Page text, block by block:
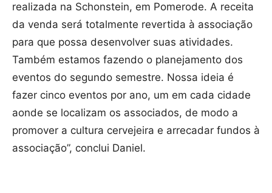
realizada na Schonstein, em Pomerode. A receita
da venda será totalmente revertida à associação
para que possa desenvolver suas atividades.
Também estamos fazendo o planejamento dos
eventos do segundo semestre. Nossa ideia é
fazer cinco eventos por ano, um em cada cidade
aonde se localizam os associados, de modo a
promover a cultura cervejeira e arrecadar fundos à
associação”, conclui Daniel.